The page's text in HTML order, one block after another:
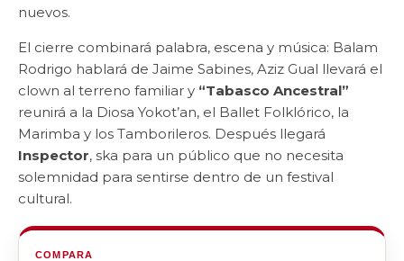
nuevos.
El cierre combinará palabra, escena y música: Balam
Rodrigo hablará de Jaime Sabines, Aziz Gual llevará el
clown al terreno familiar y “Tabasco Ancestral”
reunirá a la Diosa Yokot’an, el Ballet Folklórico, la
Marimba y los Tamborileros. Después llegará
Inspector, ska para un público que no necesita
solemnidad para sentirse dentro de un festival
cultural.
COMPARA